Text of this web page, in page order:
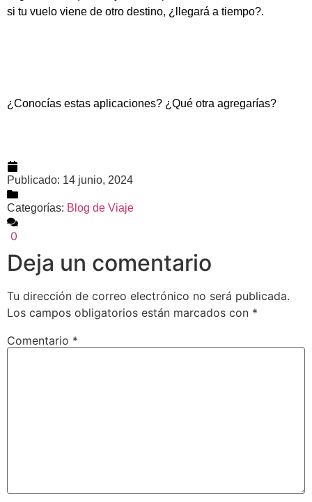
si tu vuelo viene de otro destino, ¿llegará a tiempo?.
¿Conocías estas aplicaciones? ¿Qué otra agregarías?
Publicado: 14 junio, 2024
Categorías: Blog de Viaje
0
Deja un comentario
Tu dirección de correo electrónico no será publicada.
Los campos obligatorios están marcados con *
Comentario *